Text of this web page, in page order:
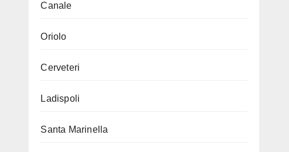
Canale
Oriolo
Cerveteri
Ladispoli
Santa Marinella